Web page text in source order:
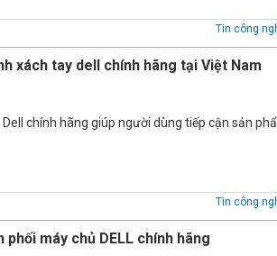
Tin công
xách tay dell chính hãng tại Việt Nam
chính hãng giúp người dùng tiếp cận sản
Tin công
máy chủ DELL chính hãng